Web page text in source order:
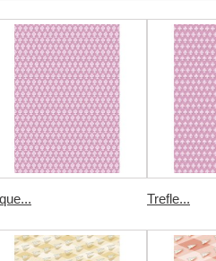
Trefle...